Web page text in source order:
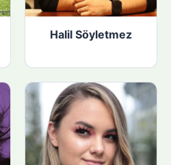
Halil Söyletmez